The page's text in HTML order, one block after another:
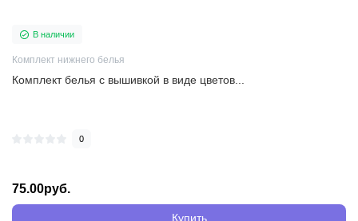
В наличии
Комплект нижнего белья
Комплект белья с вышивкой в виде цветов...
0
75.00руб.
Купить